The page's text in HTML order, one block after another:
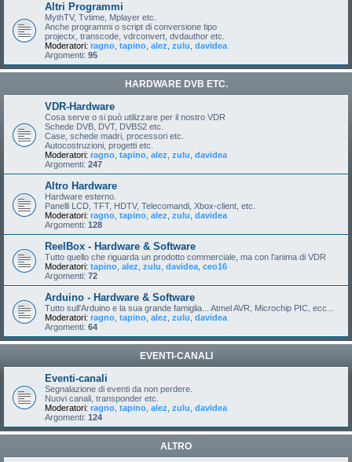
Altri Programmi
MythTV, Tvtime, Mplayer etc.
Anche programmi o script di conversione tipo
projectx, transcode, vdrconvert, dvdauthor etc.
Moderatori: ragno tapino alez zulu davidea
Argomenti: 95
HARDWARE DVB ETC.
VDR-Hardware
Cosa serve o si può utilizzare per il nostro VDR
Schede DVB, DVT, DVBS2 etc.
Case, schede madri, processori etc.
Autocostruzioni, progetti etc.
Moderatori: ragno tapino alez zulu davidea
Argomenti: 247
Altro Hardware
Hardware esterno.
Panelli LCD, TFT, HDTV, Telecomandi, Xbox-client, etc.
Moderatori: ragno tapino alez zulu davidea
Argomenti: 128
ReelBox - Hardware & Software
Tutto quello che riguarda un prodotto commerciale, ma con l'anima di VDR
Moderatori: tapino alez zulu davidea ceo16
Argomenti: 72
Arduino - Hardware & Software
Tutto sull'Arduino e la sua grande famiglia... Atmel AVR, Microchip PIC, ecc...
Moderatori: ragno tapino alez zulu davidea
Argomenti: 64
EVENTI-CANALI
Eventi-canali
Segnalazione di eventi da non perdere.
Nuovi canali, transponder etc.
Moderatori: ragno tapino alez zulu davidea
Argomenti: 124
ALTRO